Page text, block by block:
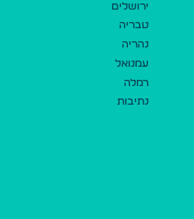
ירושלים
טבריה
נהריה
עמנואל
רמלה
נתיבות